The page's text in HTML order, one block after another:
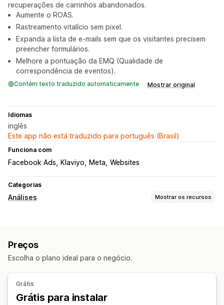
recuperações de carrinhos abandonados.
Aumente o ROAS.
Rastreamento vitalício sem pixel.
Expanda a lista de e-mails sem que os visitantes precisem
preencher formulários.
Melhore a pontuação da EMQ (Qualidade de
correspondência de eventos).
Contém texto traduzido automaticamente Mostrar original
Idiomas
inglês
Este app não está traduzido para português (Brasil)
Funciona com
Facebook Ads Klaviyo Meta Websites
Categorias
Análises Mostrar os recursos
IP do visitante
Carrinho abandonado
Preços
Escolha o plano ideal para o negócio.
Grátis
Grátis para instalar